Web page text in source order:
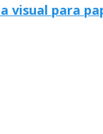
visual para